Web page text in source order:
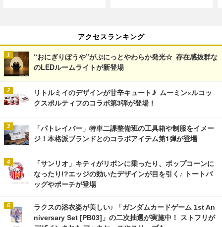
アクセスランキング
“おにぎりぼうや”がぷにっとやわらか発光☆ 存在感抜群な
のLEDルームライトが新登場
リトルミイのデザインが甘辛キュート♪ ムーミン×ルコッ
クスポルティフのコラボ第3弾が登場！
「パトレイバー」特車二課整備班の工具箱や制服をイメー
ジ！本格派ブランドとのコラボアイテム第1弾が登場
「サンリオ」キティがリボンに乗ったり、ポップコーンに
なったり!?エッジの効いたデザインが目を引く♪ トートバ
ッグやポーチが登場
ラクスの浴衣姿が美しい♪ 「ガンダムカードゲーム 1st An
niversary Set [PB03]」の二次抽選が実施中！ ストフリが